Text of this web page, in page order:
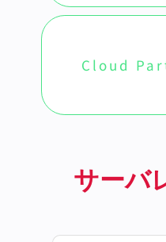
Cloud
サーバ